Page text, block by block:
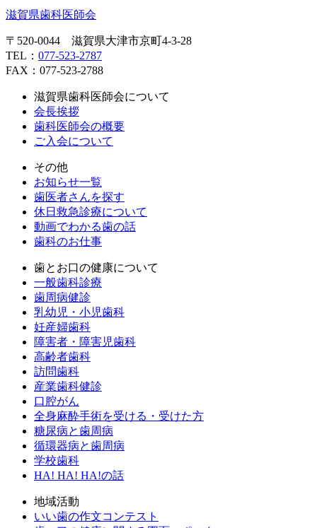
滋賀県歯科医師会
〒520-0044 滋賀県大津市京町4-3-28
TEL： 077-523-2787
FAX：077-523-2788
滋賀県歯科医師会について
会長挨拶
歯科医師会の概要
ご入会について
その他
お知らせ一覧
歯医者さんを探す
休日救急診療について
動画でわかる歯の話
歯科のお仕事
歯とお口の健康について
一般歯科診療
歯周病健診
乳幼児・小児歯科
妊産婦歯科
障害者・障害児歯科
高齢者歯科
訪問歯科
産業歯科健診
口腔がん
全身麻酔手術を受ける・受けた方
糖尿病と歯周病
循環器病と歯周病
学校歯科
HA! HA! HA!の話
地域活動
いい歯の作文コンテスト